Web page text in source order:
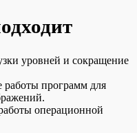
уровней и сокращение
работы программ для
операционной